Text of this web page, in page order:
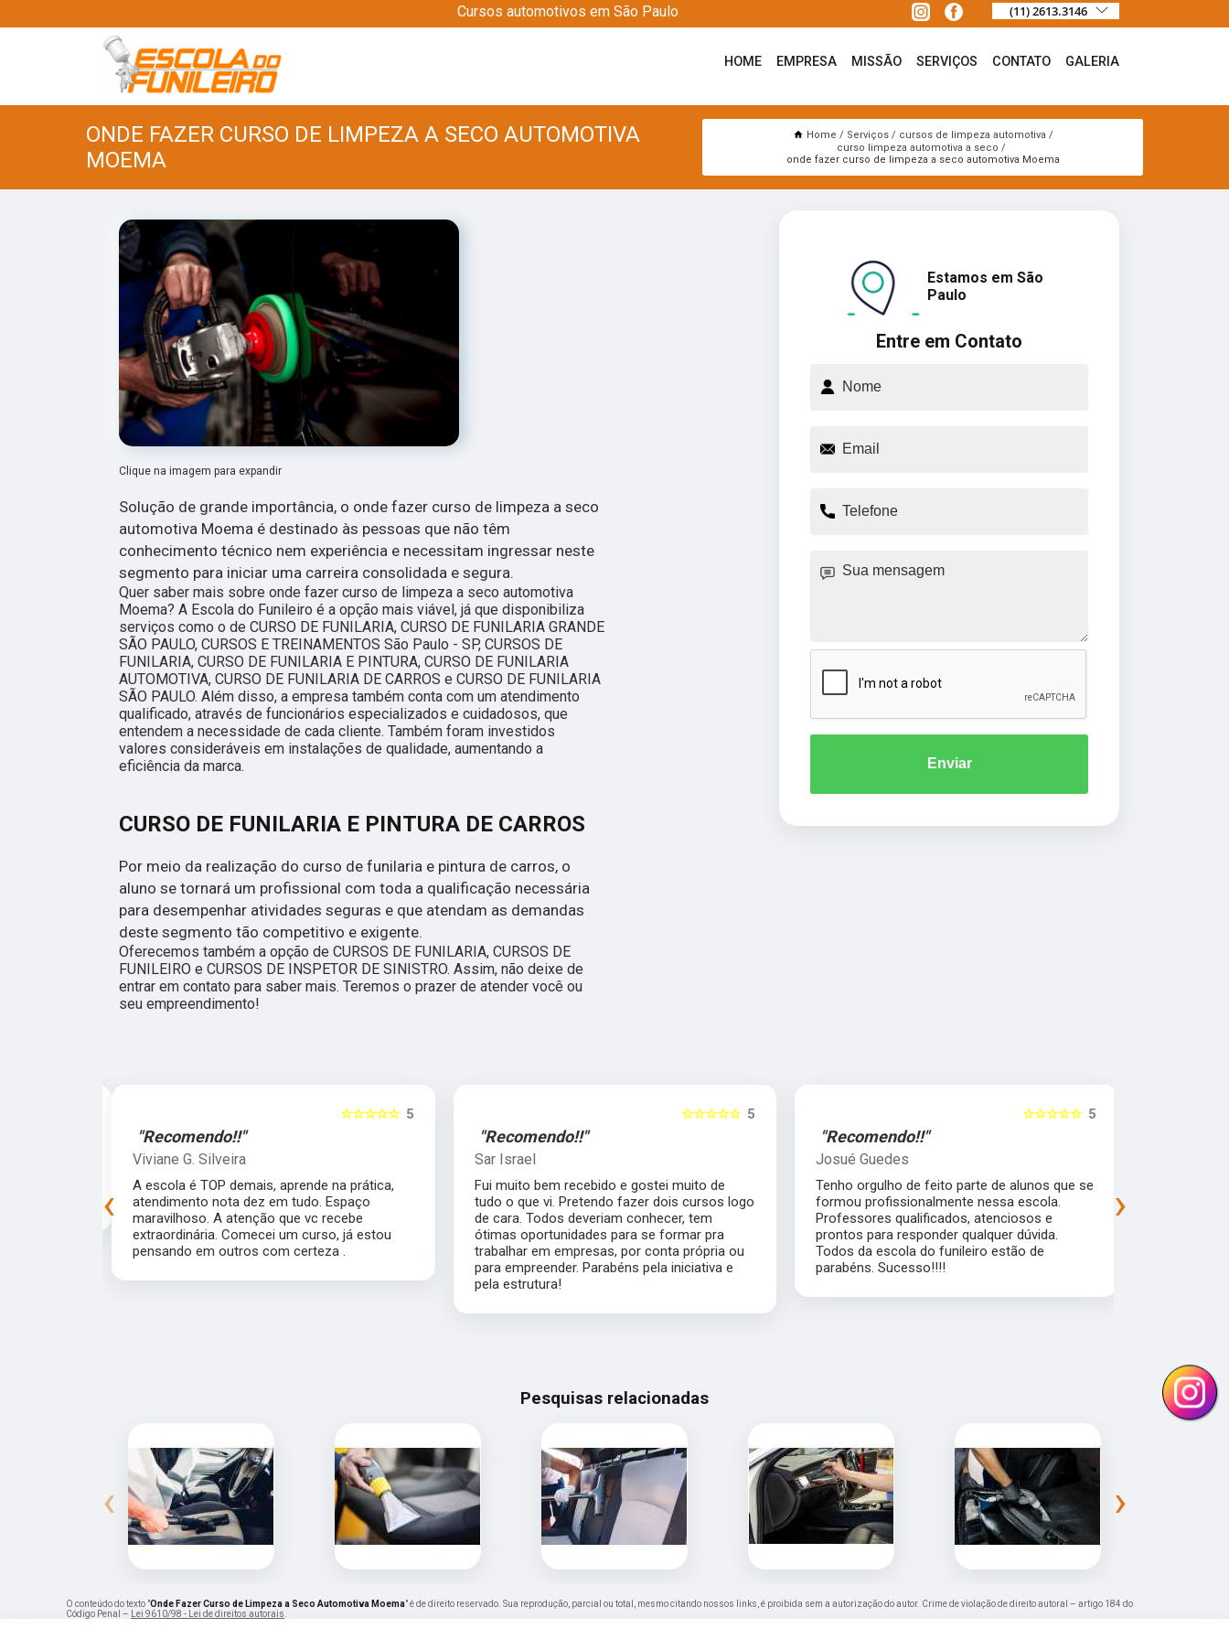
Cursos automotivos em São Paulo (11) 2613.3146
HOME EMPRESA MISSÃO SERVIÇOS CONTATO GALERIA
ONDE FAZER CURSO DE LIMPEZA A SECO AUTOMOTIVA
MOEMA
Home Serviços
cursos de limpeza automotiva
curso limpeza automotiva a seco
onde fazer curso de limpeza a seco automotiva Moema
Clique na imagem para expandir
Solução de grande importância, o onde fazer curso de limpeza a seco
automotiva Moema é destinado às pessoas que não têm
conhecimento técnico nem experiência e necessitam ingressar neste
segmento para iniciar uma carreira consolidada e segura.
Quer saber mais sobre onde fazer curso de limpeza a seco automotiva
Moema? A Escola do Funileiro é a opção mais viável, já que disponibiliza
serviços como o de CURSO DE FUNILARIA, CURSO DE FUNILARIA GRANDE
SÃO PAULO, CURSOS E TREINAMENTOS São Paulo - SP, CURSOS DE
FUNILARIA, CURSO DE FUNILARIA E PINTURA, CURSO DE FUNILARIA
AUTOMOTIVA, CURSO DE FUNILARIA DE CARROS e CURSO DE FUNILARIA
SÃO PAULO. Além disso, a empresa também conta com um atendimento
qualificado, através de funcionários especializados e cuidadosos, que
entendem a necessidade de cada cliente. Também foram investidos
valores consideráveis em instalações de qualidade, aumentando a
eficiência da marca.
CURSO DE FUNILARIA E PINTURA DE CARROS
Por meio da realização do curso de funilaria e pintura de carros, o
aluno se tornará um profissional com toda a qualificação necessária
para desempenhar atividades seguras e que atendam as demandas
deste segmento tão competitivo e exigente.
Oferecemos também a opção de CURSOS DE FUNILARIA, CURSOS DE
FUNILEIRO e CURSOS DE INSPETOR DE SINISTRO. Assim, não deixe de
entrar em contato para saber mais. Teremos o prazer de atender você ou
seu empreendimento!
Entre em Contato
Estamos em São
Paulo
Enviar
5
☆☆☆☆☆
"Recomendo!!"
Viviane G. Silveira
A escola é TOP demais, aprende na prática,
atendimento nota dez em tudo. Espaço
maravilhoso. A atenção que vc recebe
extraordinária. Comecei um curso, já estou
pensando em outros com certeza .
5
☆☆☆☆☆
"Recomendo!!"
Sar Israel
Fui muito bem recebido e gostei muito de
tudo o que vi. Pretendo fazer dois cursos logo
de cara. Todos deveriam conhecer, tem
ótimas oportunidades para se formar pra
trabalhar em empresas, por conta própria ou
para empreender. Parabéns pela iniciativa e
pela estrutura!
5
☆☆☆☆☆
"Recomendo!!"
Josué Guedes
Tenho orgulho de feito parte de alunos que se
formou profissionalmente nessa escola.
Professores qualificados, atenciosos e
prontos para responder qualquer dúvida.
Todos da escola do funileiro estão de
parabéns. Sucesso!!!!
‹ ›
Pesquisas relacionadas
‹ ›
O conteúdo do texto "Onde Fazer Curso de Limpeza a Seco Automotiva Moema" é de direito reservado. Sua reprodução, parcial ou total, mesmo citando nossos links, é proibida sem a autorização do autor. Crime de violação de direito autoral – artigo 184 do
Código Penal – Lei 9610/98 - Lei de direitos autorais.